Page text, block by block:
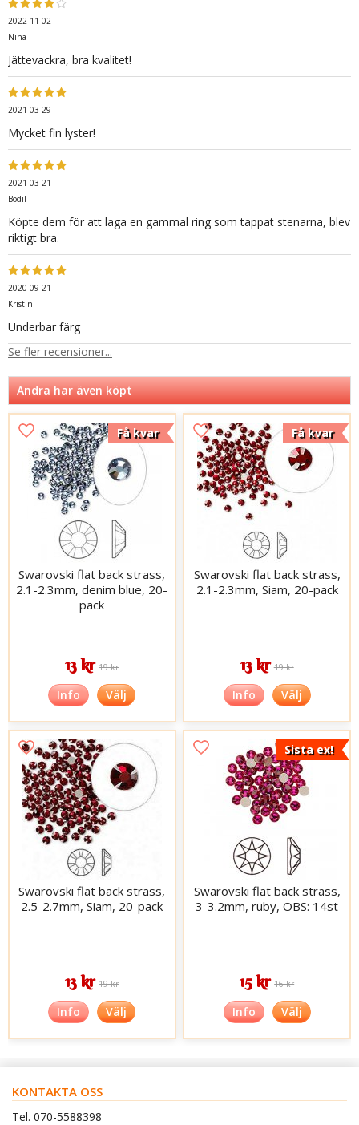
2022-11-02
Nina
Jättevackra, bra kvalitet!
2021-03-29
Mycket fin lyster!
2021-03-21
Bodil
Köpte dem för att laga en gammal ring som tappat stenarna, blev
riktigt bra.
2020-09-21
Kristin
Underbar färg
Se fler recensioner...
Andra har även köpt
Få kvar
Swarovski flat back strass,
2.1-2.3mm, denim blue, 20-
pack
13 kr 19 kr
Info Välj
Få kvar
Swarovski flat back strass,
2.1-2.3mm, Siam, 20-pack
13 kr 19 kr
Info Välj
Swarovski flat back strass,
2.5-2.7mm, Siam, 20-pack
13 kr 19 kr
Info Välj
Sista ex!
Swarovski flat back strass,
3-3.2mm, ruby, OBS: 14st
15 kr 16 kr
Info Välj
KONTAKTA OSS
Tel. 070-5588398